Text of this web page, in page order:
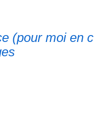
(pour moi en